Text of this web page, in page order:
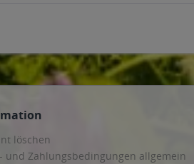
löschen
und Zahlungsbedingungen allgemein